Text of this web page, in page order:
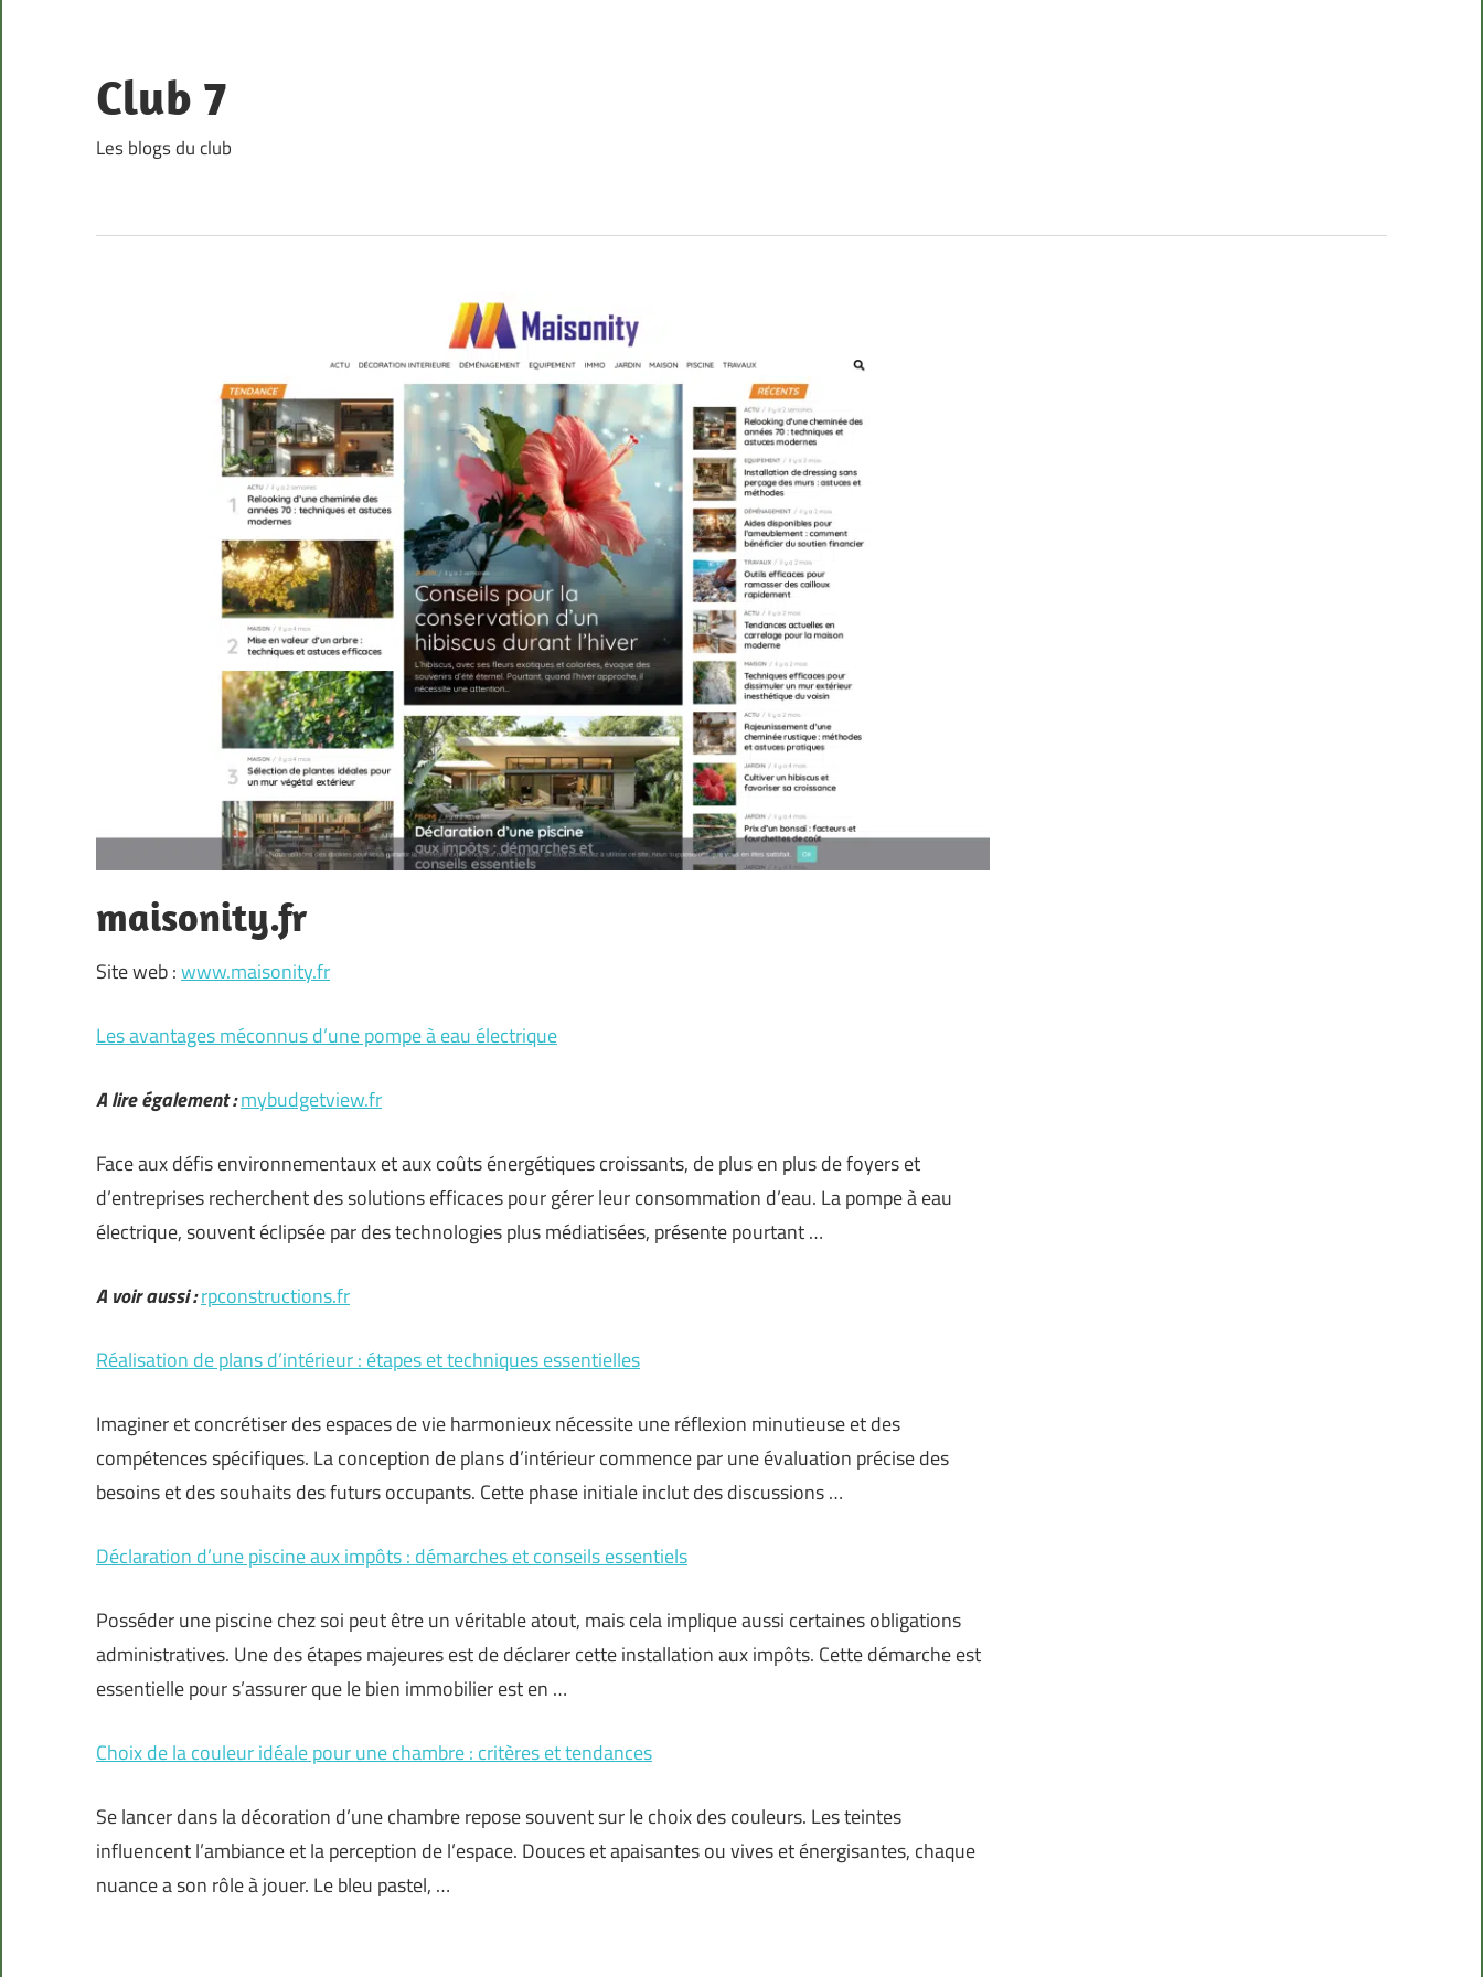
content
Club 7
Les blogs du club
maisonity.fr
Site web :www.maisonity.fr
Les avantages méconnus d’une pompe à eau électrique
A lire également :mybudgetview.fr
Face aux défis environnementaux et aux coûts énergétiques croissants, de plus en plus de foyers et
d’entreprises recherchent des solutions efficaces pour gérer leur consommation d’eau. La pompe à eau
électrique, souvent éclipsée par des technologies plus médiatisées, présente pourtant …
A voir aussi :rpconstructions.fr
Réalisation de plans d’intérieur : étapes et techniques essentielles
Imaginer et concrétiser des espaces de vie harmonieux nécessite une réflexion minutieuse et des
compétences spécifiques. La conception de plans d’intérieur commence par une évaluation précise des
besoins et des souhaits des futurs occupants. Cette phase initiale inclut des discussions …
Déclaration d’une piscine aux impôts : démarches et conseils essentiels
Posséder une piscine chez soi peut être un véritable atout, mais cela implique aussi certaines obligations
administratives. Une des étapes majeures est de déclarer cette installation aux impôts. Cette démarche est
essentielle pour s’assurer que le bien immobilier est en …
Choix de la couleur idéale pour une chambre : critères et tendances
Se lancer dans la décoration d’une chambre repose souvent sur le choix des couleurs. Les teintes
influencent l’ambiance et la perception de l’espace. Douces et apaisantes ou vives et énergisantes, chaque
nuance a son rôle à jouer. Le bleu pastel, …